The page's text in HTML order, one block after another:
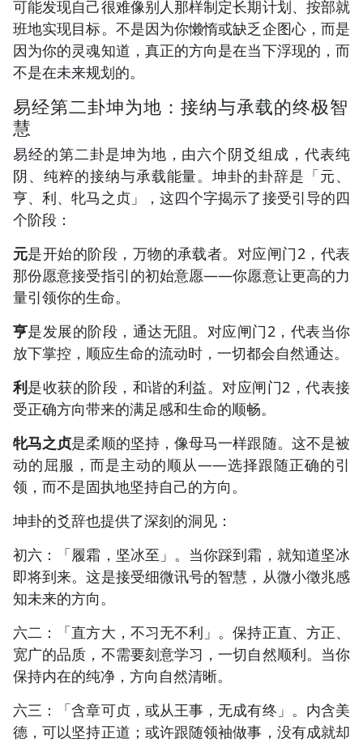
可能发现自己很难像别人那样制定长期计划、按部就
班地实现目标。不是因为你懒惰或缺乏企图心，而是
因为你的灵魂知道，真正的方向是在当下浮现的，而
不是在未来规划的。
易经第二卦坤为地：接纳与承载的终极智
慧
易经的第二卦是坤为地，由六个阴爻组成，代表纯
阴、纯粹的接纳与承载能量。坤卦的卦辞是「元、
亨、利、牝马之贞」，这四个字揭示了接受引导的四
个阶段：
元是开始的阶段，万物的承载者。对应闸门2，代表
那份愿意接受指引的初始意愿——你愿意让更高的力
量引领你的生命。
亨是发展的阶段，通达无阻。对应闸门2，代表当你
放下掌控，顺应生命的流动时，一切都会自然通达。
利 是收获的阶段，和谐的利益。对应闸门2，代表接
受正确方向带来的满足感和生命的顺畅。
牝马之贞是柔顺的坚持，像母马一样跟随。这不是被
动的屈服，而是主动的顺从——选择跟随正确的引
领，而不是固执地坚持自己的方向。
坤卦的爻辞也提供了深刻的洞见：
初六：「履霜，坚冰至」。当你踩到霜，就知道坚冰
即将到来。这是接受细微讯号的智慧，从微小徵兆感
知未来的方向。
六二：「直方大，不习无不利」。保持正直、方正、
宽广的品质，不需要刻意学习，一切自然顺利。当你
保持内在的纯净，方向自然清晰。
六三：「含章可贞，或从王事，无成有终」。内含美
德，可以坚持正道；或许跟随领袖做事，没有成就却